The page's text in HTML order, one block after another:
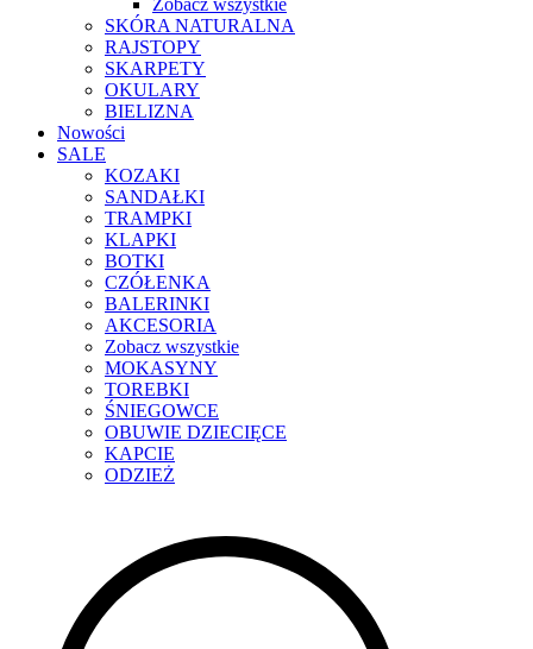
Zobacz wszystkie
SKÓRA NATURALNA
RAJSTOPY
SKARPETY
OKULARY
BIELIZNA
Nowości
SALE
KOZAKI
SANDAŁKI
TRAMPKI
KLAPKI
BOTKI
CZÓŁENKA
BALERINKI
AKCESORIA
Zobacz wszystkie
MOKASYNY
TOREBKI
ŚNIEGOWCE
OBUWIE DZIECIĘCE
KAPCIE
ODZIEŻ